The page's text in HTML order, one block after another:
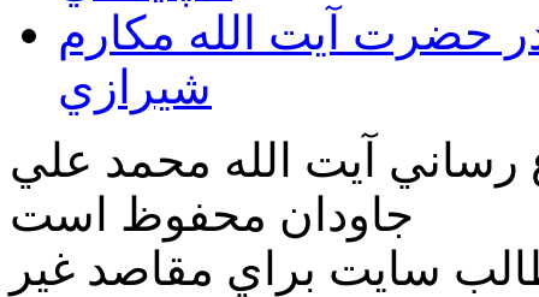
حضرت آيت الله مكارم
شيرازي
رساني آیت الله محمد علي
جاودان محفوظ است
سايت براي مقاصد غير